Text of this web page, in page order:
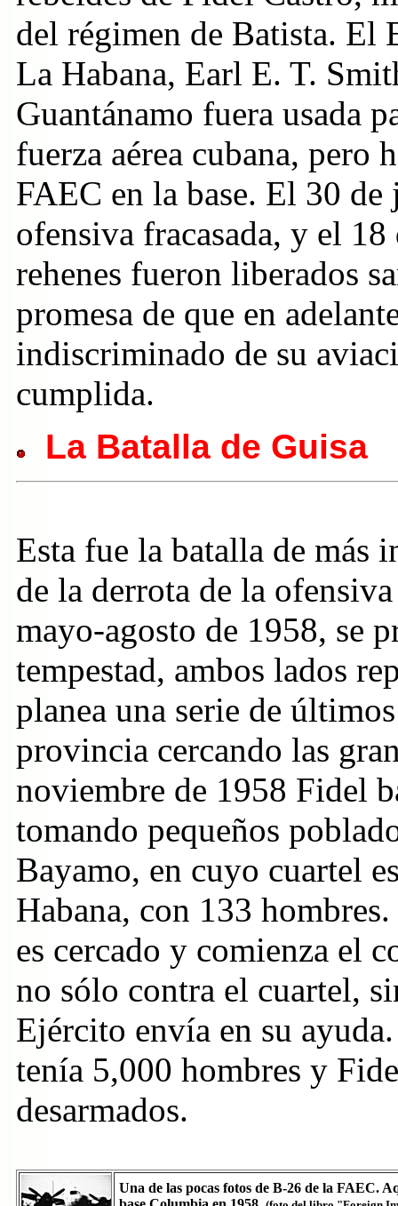
del régimen de Batista. El
La Habana, Earl E. T.
Guantánamo fuera usada
fuerza aérea cubana, pero
FAEC en la base. El 30
ofensiva fracasada, y el
rehenes fueron liberados
promesa de que en
indiscriminado de su
cumplida.
La Batalla de Guisa
Esta fue la batalla de más
de la derrota de la
mayo-agosto de 1958, se
tempestad, ambos lados
planea una serie de
provincia cercando las
noviembre de 1958 Fidel
tomando pequeños
Bayamo, en cuyo cuartel
Habana, con 133
es cercado y comienza el
no sólo contra el cuartel,
Ejército envía en su
tenía 5,000 hombres y
desarmados.
Una de las pocas fotos de B-26 de la FAEC.